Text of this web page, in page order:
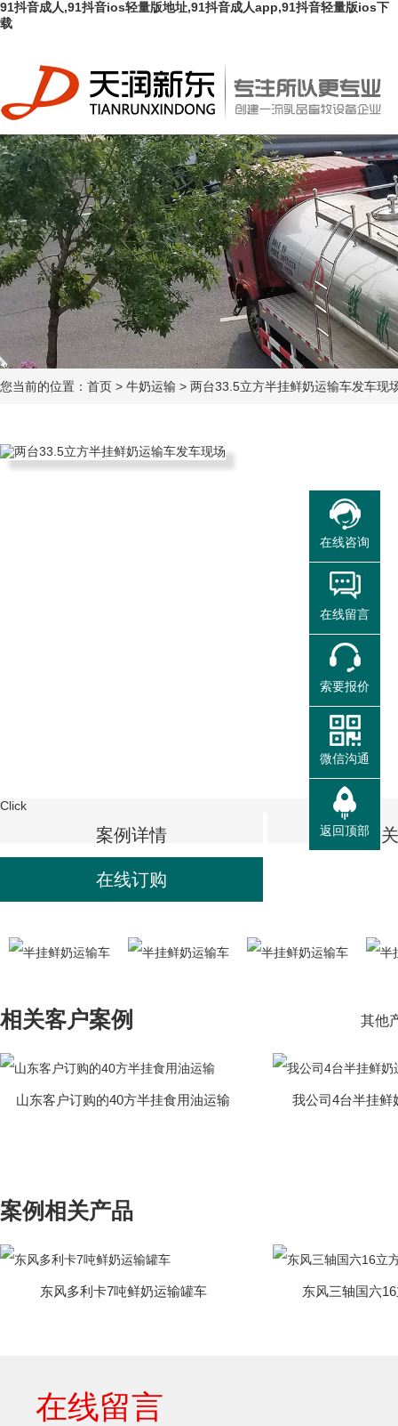
91抖音成人,91抖音ios轻量版地址,91抖音成人app,91抖音轻量版ios下
载
您当前的位置： 首页 > 牛奶运输 > 两台33.5立方半挂鲜奶运输车发车现
Click
案例详情 相
在线订购
其他产
相关客户案例
山东客户订购的40方半挂食用油运输 我公司4台半挂鲜
案例相关产品
东风多利卡7吨鲜奶运输罐车 东风三轴国六
在线留言
在线咨询
在线留言
索要报价
微信沟通
返回顶部